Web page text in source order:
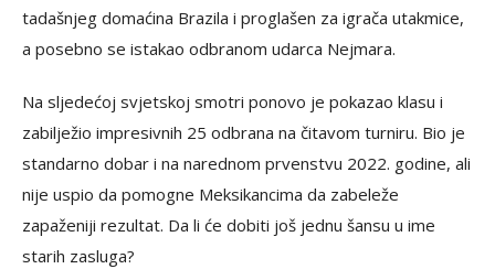
tadašnjeg domaćina Brazila i proglašen za igrača utakmice,
a posebno se istakao odbranom udarca Nejmara.
Na sljedećoj svjetskoj smotri ponovo je pokazao klasu i
zabilježio impresivnih 25 odbrana na čitavom turniru. Bio je
standarno dobar i na narednom prvenstvu 2022. godine, ali
nije uspio da pomogne Meksikancima da zabeleže
zapaženiji rezultat. Da li će dobiti još jednu šansu u ime
starih zasluga?